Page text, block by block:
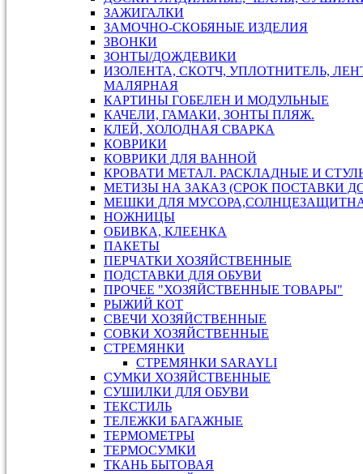
ЗАЖИГАЛКИ
ЗАМОЧНО-СКОБЯНЫЕ ИЗДЕЛИЯ
ЗВОНКИ
ЗОНТЫ/ДОЖДЕВИКИ
ИЗОЛЕНТА, СКОТЧ, УПЛОТНИТЕЛЬ,
МАЛЯРНАЯ
КАРТИНЫ ГОБЕЛЕН И МОДУЛЬНЫЕ
КАЧЕЛИ, ГАМАКИ, ЗОНТЫ ПЛЯЖ.
КЛЕЙ, ХОЛОДНАЯ СВАРКА
КОВРИКИ
КОВРИКИ ДЛЯ ВАННОЙ
КРОВАТИ МЕТАЛ. РАСКЛАДНЫЕ И
МЕТИЗЫ НА ЗАКАЗ (СРОК ПОСТАВКИ
МЕШКИ ДЛЯ
НОЖНИЦЫ
ОБИВКА, КЛЕЕНКА
ПАКЕТЫ
ПЕРЧАТКИ ХОЗЯЙСТВЕННЫЕ
ПОДСТАВКИ ДЛЯ ОБУВИ
ПРОЧЕЕ "ХОЗЯЙСТВЕННЫЕ ТОВАРЫ"
РЫЖИЙ КОТ
СВЕЧИ ХОЗЯЙСТВЕННЫЕ
СОВКИ ХОЗЯЙСТВЕННЫЕ
СТРЕМЯНКИ
СТРЕМЯНКИ SARAYLI
СУМКИ ХОЗЯЙСТВЕННЫЕ
СУШИЛКИ ДЛЯ ОБУВИ
ТЕКСТИЛЬ
ТЕЛЕЖКИ БАГАЖНЫЕ
ТЕРМОМЕТРЫ
ТЕРМОСУМКИ
ТКАНЬ БЫТОВАЯ